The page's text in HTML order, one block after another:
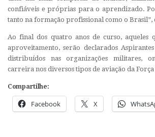
confiáveis e próprias para o aprendizado.
tanto na formação profissional como o Brasil”,
Ao final dos quatro anos de curso, aqueles
aproveitamento, serão declarados
distribuídos nas organizações militares,
carreira nos diversos tipos de aviação da
Compartilhe:
Facebook X